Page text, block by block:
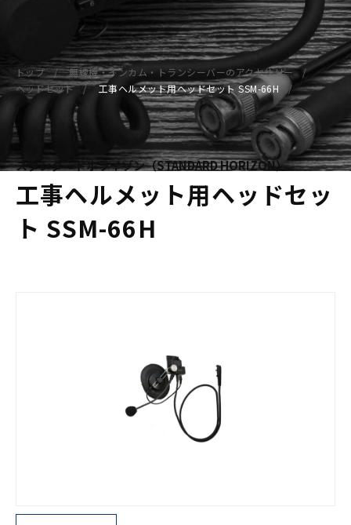
トップ
無線機・インカム・トランシーバーのアクセサリー
ヘッドセット
工事ヘルメット用ヘッドセット SSM-66H
スタンダードホライゾン（STANDARD HORIZON）
工事ヘルメット用ヘッドセッ
ト SSM-66H